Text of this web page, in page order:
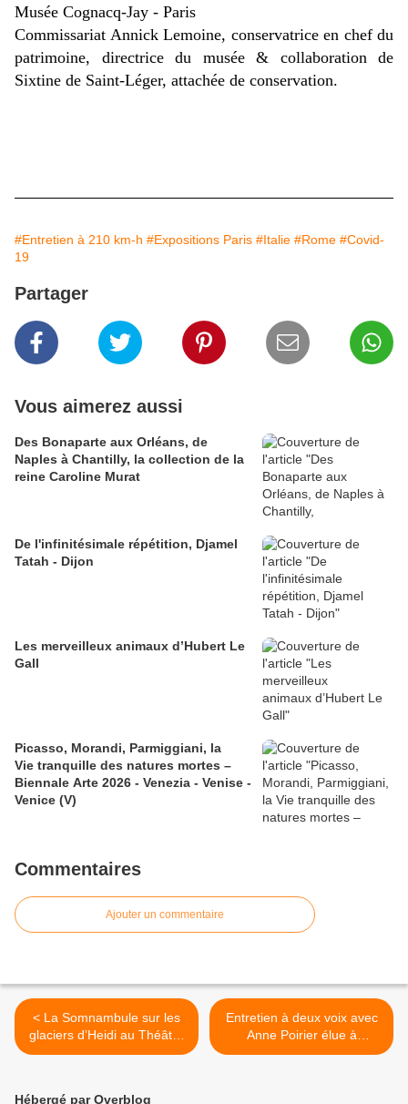
Musée Cognacq-Jay - Paris
Commissariat Annick Lemoine, conservatrice en chef du
patrimoine, directrice du musée & collaboration de
Sixtine de Saint-Léger, attachée de conservation.
#Entretien à 210 km-h #Expositions Paris #Italie #Rome #Covid-
19
Partager
Vous aimerez aussi
Des Bonaparte aux Orléans, de
Naples à Chantilly, la collection de la
reine Caroline Murat
​​​​​​​De l'infinitésimale répétition, Djamel
Tatah - Dijon
Les merveilleux animaux d’Hubert Le
Gall
Picasso, Morandi, Parmiggiani, la
Vie tranquille des natures mortes –
Biennale Arte 2026 - Venezia - Venise -
Venice (V)
Commentaires
Ajouter un commentaire
< La Somnambule sur les
glaciers d’Heidi au Théâtre
des Champs-Elysées
Entretien à deux voix avec
Anne Poirier élue à
l’Académie des beaux-arts
Hébergé par Overblog